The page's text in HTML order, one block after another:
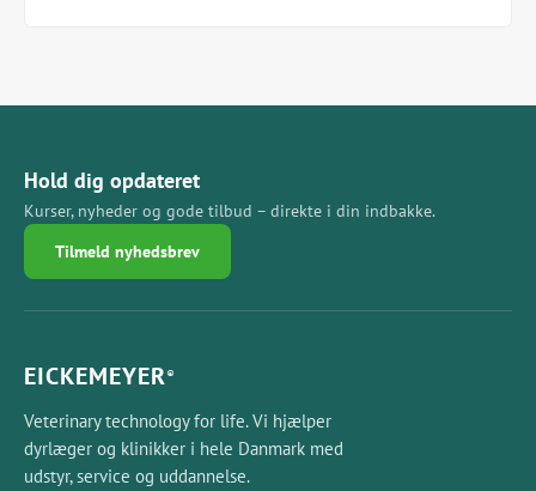
Optimal kraftoverførsel, selvbærende drev, let at
rekonstruere gennem meget konisk, proksimal ende
Indikationer for katten:
Ufuldstændig Ossifikation af Condyle Humeri (IOC)
Løsninger til problemområder
Dette komplette system giver maksimal komfort og
Hold dig opdateret
Kurser, nyheder og gode tilbud – direkte i din indbakke.
Tilmeld nyhedsbrev
EICKEMEYER®
Veterinary technology for life. Vi hjælper
dyrlæger og klinikker i hele Danmark med
udstyr, service og uddannelse.